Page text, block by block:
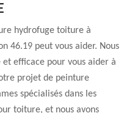
hydrofuge toiture à
46.19 peut vous aider. Nous
efficace pour vous aider à
projet de peinture
spécialisés dans les
toiture, et nous avons